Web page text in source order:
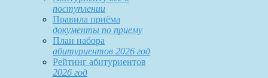
поступлении
Правила приёма
документы по приему
План набора
абитуриентов 2026 год
Рейтинг абитуриентов
2026 год